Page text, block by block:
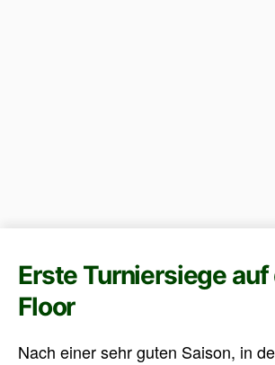
Erste Turniersiege auf
Floor
Nach einer sehr guten Saison, in